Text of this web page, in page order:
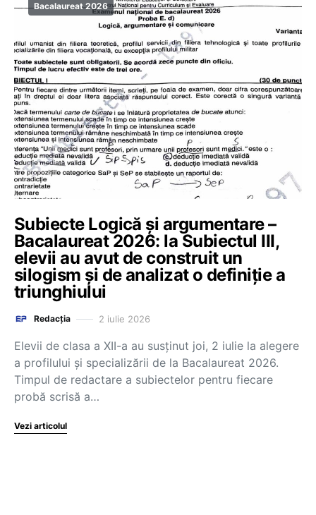
Bacalaureat 2026
Subiecte Logică și argumentare –
Bacalaureat 2026: la Subiectul III,
elevii au avut de construit un
silogism și de analizat o definiție a
triunghiului
Redacția 2 iulie 2026
Elevii de clasa a XII-a au susținut joi, 2 iulie la alegere
a profilului și specializării de la Bacalaureat 2026.
Timpul de redactare a subiectelor pentru fiecare
probă scrisă a…
Vezi articolul